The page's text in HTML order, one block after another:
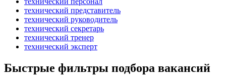
технический представитель
технический руководитель
технический секретарь
технический тренер
технический эксперт
Быстрые фильтры подбора вакансий